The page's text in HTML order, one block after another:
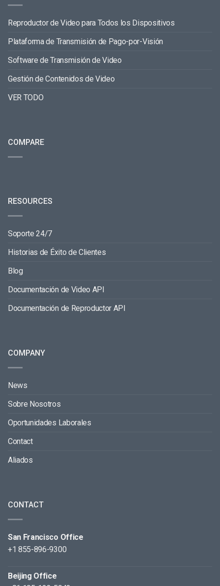
Reproductor de Video para Todos los Dispositivos
Plataforma de Transmisión de Pago-por-Visión
Software de Transmisión de Video
Gestión de Contenidos de Video
VER TODO
COMPARE
RESOURCES
Soporte 24/7
Historias de Éxito de Clientes
Blog
Documentación de Video API
Documentación de Reproductor API
COMPANY
News
Sobre Nosotros
Oportunidades Laborales
Contact
Aliados
CONTACT
San Francisco Office
+1 855-896-9300
Beijing Office